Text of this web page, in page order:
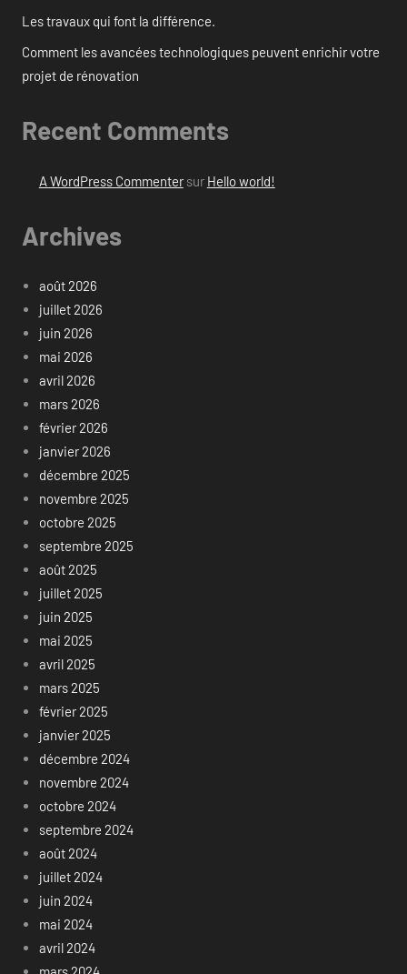
Les travaux qui font la différence.
Comment les avancées technologiques peuvent enrichir votre
projet de rénovation
Recent Comments
A WordPress Commentersur Hello world!
Archives
août 2026
juillet 2026
juin 2026
mai 2026
avril 2026
mars 2026
février 2026
janvier 2026
décembre 2025
novembre 2025
octobre 2025
septembre 2025
août 2025
juillet 2025
juin 2025
mai 2025
avril 2025
mars 2025
février 2025
janvier 2025
décembre 2024
novembre 2024
octobre 2024
septembre 2024
août 2024
juillet 2024
juin 2024
mai 2024
avril 2024